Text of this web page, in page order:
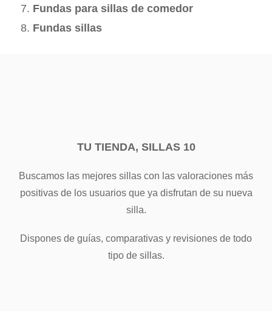
Fundas para sillas de comedor
Fundas sillas
TU TIENDA, SILLAS 10
Buscamos las mejores sillas con las valoraciones más
positivas de los usuarios que ya disfrutan de su nueva
silla.
Dispones de guías, comparativas y revisiones de todo
tipo de sillas.